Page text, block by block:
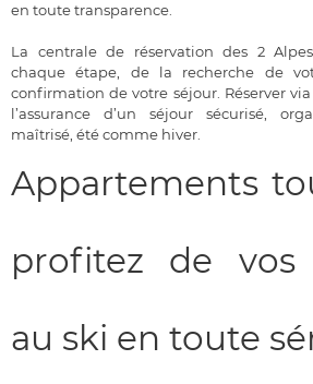
en toute transparence.
La centrale de réservation des 2
chaque étape, de la recherche de
confirmation de votre séjour. Réserver via
l’assurance d’un séjour sécurisé,
maîtrisé, été comme hiver.
Appartements
profitez de vos
au ski en toute